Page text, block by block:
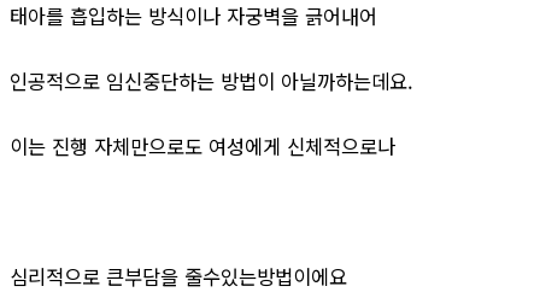
태아를 흡입하는 방식이나 자궁벽을 긁어내어
인공적으로 임신중단하는 방법이 아닐까하는데요.
이는 진행 자체만으로도 여성에게 신체적으로나
심리적으로 큰부담을 줄수있는방법이에요